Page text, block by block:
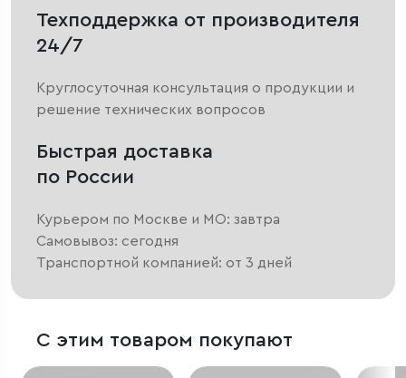
Техподдержка от производителя
24/7
Круглосуточная консультация о продукции и
решение технических вопросов
Быстрая доставка
по России
Курьером по Москве и МО: завтра
Самовывоз: сегодня
Транспортной компанией: от 3 дней
С этим товаром покупают